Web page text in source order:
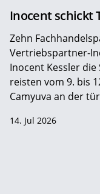
Inocent schickt
Zehn
Vertriebspartner-
Inocent Kessler
reisten vom 9. bis
Camyuva an der
14. Jul 2026